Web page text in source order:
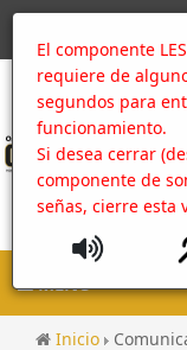
El componente
requiere de
segundos para
funcionamiento.
Si desea cerrar
componente de
señas, cierre esta
MENU
Inicio